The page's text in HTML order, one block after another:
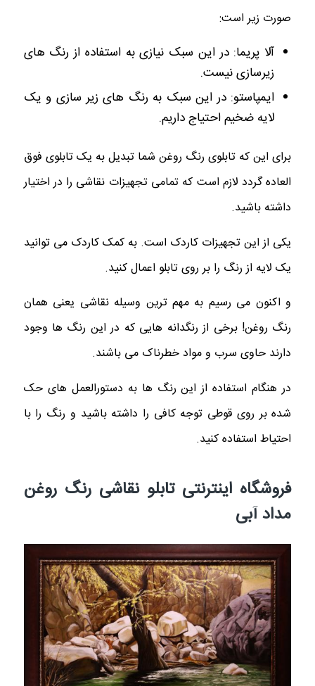
صورت زیر است:
آلا پریما: در این سبک نیازی به استفاده از رنگ های
زیرسازی نیست.
ایمپاستو: در این سبک به رنگ های زیر سازی و یک
لایه ضخیم احتیاج داریم.
برای این که تابلوی رنگ روغن شما تبدیل به یک تابلوی فوق
العاده گردد لازم است که تمامی تجهیزات نقاشی را در اختیار
داشته باشید.
یکی از این تجهیزات کاردک است. به کمک کاردک می توانید
یک لایه از رنگ را بر روی تابلو اعمال کنید.
و اکنون می رسیم به مهم ترین وسیله نقاشی یعنی همان
رنگ روغن! برخی از رنگدانه هایی که در این رنگ ها وجود
دارند حاوی سرب و مواد خطرناک می باشند.
در هنگام استفاده از این رنگ ها به دستورالعمل های حک
شده بر روی قوطی توجه کافی را داشته باشید و رنگ را با
احتیاط استفاده کنید.
فروشگاه اینترنتی تابلو نقاشی رنگ روغن
مداد آبی